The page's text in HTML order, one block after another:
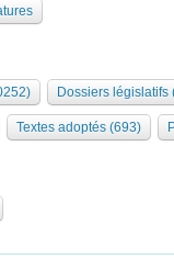
Bureau Collège des
Dossiers législatifs
Textes adoptés (693)